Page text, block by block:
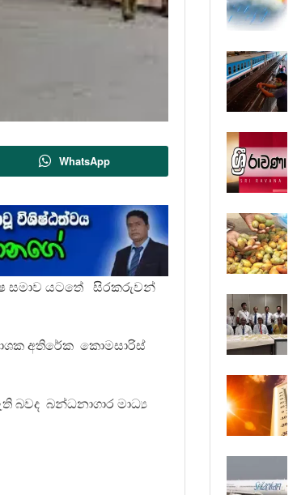
WhatsApp
සමාව යටතේ සිරකරුවන්
අතිරේක කොමසාරිස්
බන්ධනාගාර මාධ්‍ය